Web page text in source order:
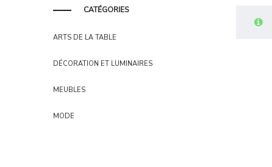
CATÉGORIES
ARTS DE LA TABLE
DÉCORATION ET LUMINAIRES
MEUBLES
MODE